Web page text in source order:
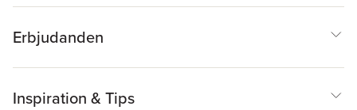
Erbjudanden
Inspiration & Tips